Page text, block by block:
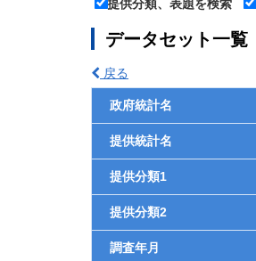
提供分類、表題を検索
データセット一覧
戻る
政府統計名
提供統計名
提供分類1
提供分類2
調査年月